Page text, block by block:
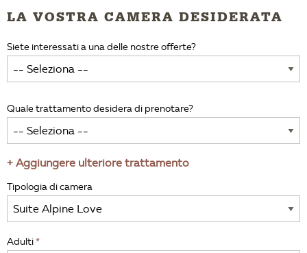
LA VOSTRA CAMERA DESIDERATA
Siete interessati a una delle nostre offerte?
Quale trattamento desidera di prenotare?
+ Aggiungere ulteriore trattamento
Tipologia di camera
Adulti